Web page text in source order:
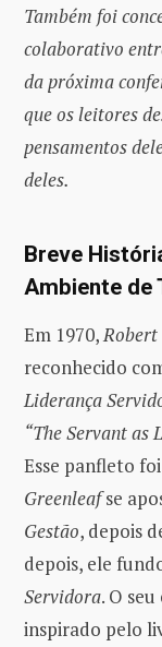
Também foi
colaborativo
da próxima
que os leitores
pensamentos
deles.
Breve
Ambiente de
Em 1970,Robert
reconhecido
Liderança
“The Servant as
Esse panfleto
Greenleafse
Gestão, depois
depois, ele
Servidora. O
inspirado pelo